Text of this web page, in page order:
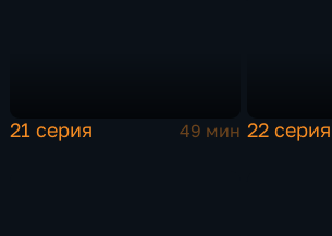
21 серия 49 мин 22 серия